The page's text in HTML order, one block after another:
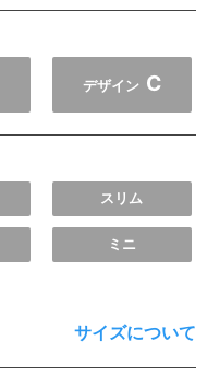
デザイン C
スリム
ミニ
サイズについて